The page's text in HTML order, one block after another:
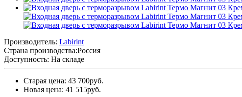
Производитель: Labirint
Страна производства:Россия
Доступность: На складе
Старая цена: 43 700руб.
Новая цена: 41 515руб.